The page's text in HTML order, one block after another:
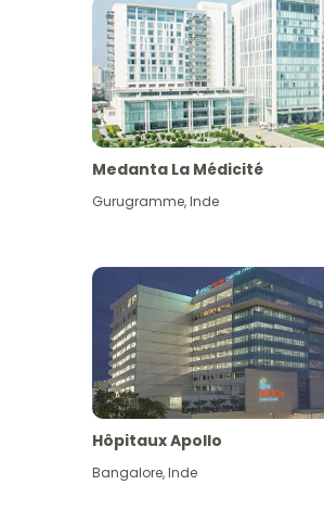
Medanta La Médicité
Gurugramme,Inde
Hôpitaux Apollo
Bangalore,Inde